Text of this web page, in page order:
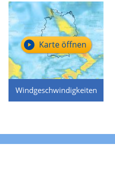
Windgeschwindigkeiten
Karte öffnen